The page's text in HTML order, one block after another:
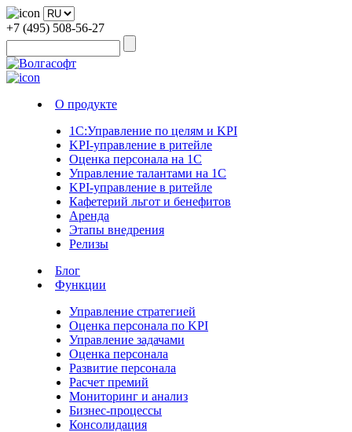
+7 (495) 508-56-27
О продукте
1С:Управление по целям и KPI
KPI-управление в ритейле
Оценка персонала на 1С
Управление талантами на 1С
KPI-управление в ритейле
Кафетерий льгот и бенефитов
Аренда
Этапы внедрения
Релизы
Блог
Функции
Управление стратегией
Оценка персонала по KPI
Управление задачами
Оценка персонала
Развитие персонала
Расчет премий
Мониторинг и анализ
Бизнес-процессы
Консолидация